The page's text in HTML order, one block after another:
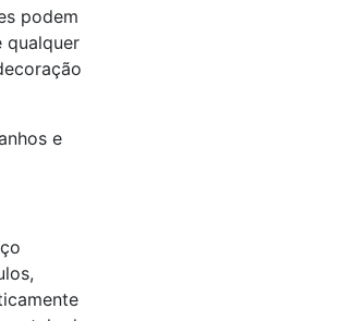
podem
qualquer
e